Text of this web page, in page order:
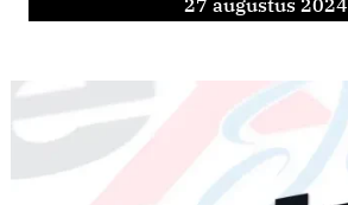
27 augustus 2024